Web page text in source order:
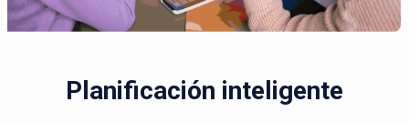
Planificación inteligente